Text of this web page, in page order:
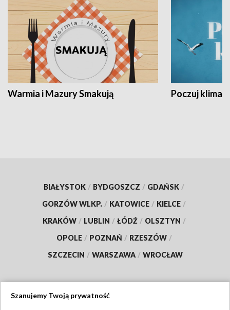
Warmia i Mazury Smakują Poczuj klimat
BIAŁYSTOK / BYDGOSZCZ / GDAŃSK /
GORZÓW WLKP. / KATOWICE / KIELCE /
KRAKÓW / LUBLIN / ŁÓDŹ / OLSZTYN /
OPOLE / POZNAŃ / RZESZÓW /
SZCZECIN / WARSZAWA / WROCŁAW
Szanujemy Twoją prywatność